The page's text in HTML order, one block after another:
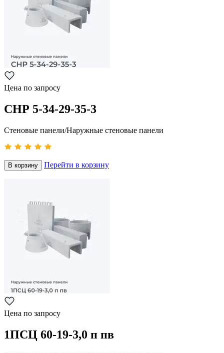
Цена по запросу
СНР 5-34-29-35-3
Стеновые панели/Наружные стеновые панели
В корзину Перейти в корзину
Цена по запросу
1ПСЦ 60-19-3,0 п пв